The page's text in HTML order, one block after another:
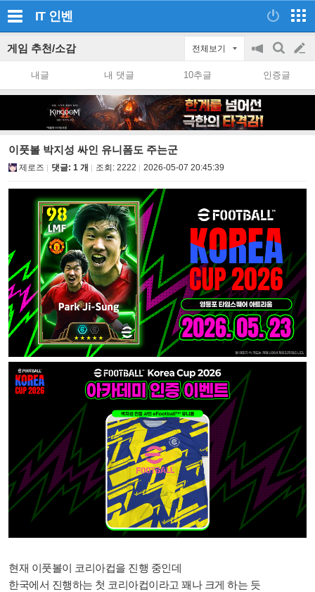
IT 인벤
게임 추천/소감 전체보기
공
on/off
검
색
글
쓰
내글 내 댓글 10추글 인증글
이풋볼 박지성 싸인 유니폼도 주는군
제로즈 댓글: 1 개 조회: 2222 2026-05-07 20:45:39
현재 이풋볼이 코리아컵을 진행 중인데
한국에서 진행하는 첫 코리아컵이라고 꽤나 크게 하는 듯